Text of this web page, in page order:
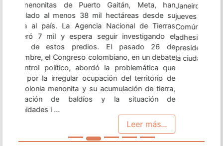
Janeiro, 7 dic (EFECOM).- Bolivia se convirtió este
jueves en el quinto miembro pleno del Mercado
Común del Sur (Mercosur) después de que su
adhesión fuera oficializada en la LXIII cumbre
presidencial del bloque regional, que se celebra en
la ciudad brasileña de Río de Janeiro. ...
Leer más...
ACTIVIDADES Y
PRODUCCIÓN